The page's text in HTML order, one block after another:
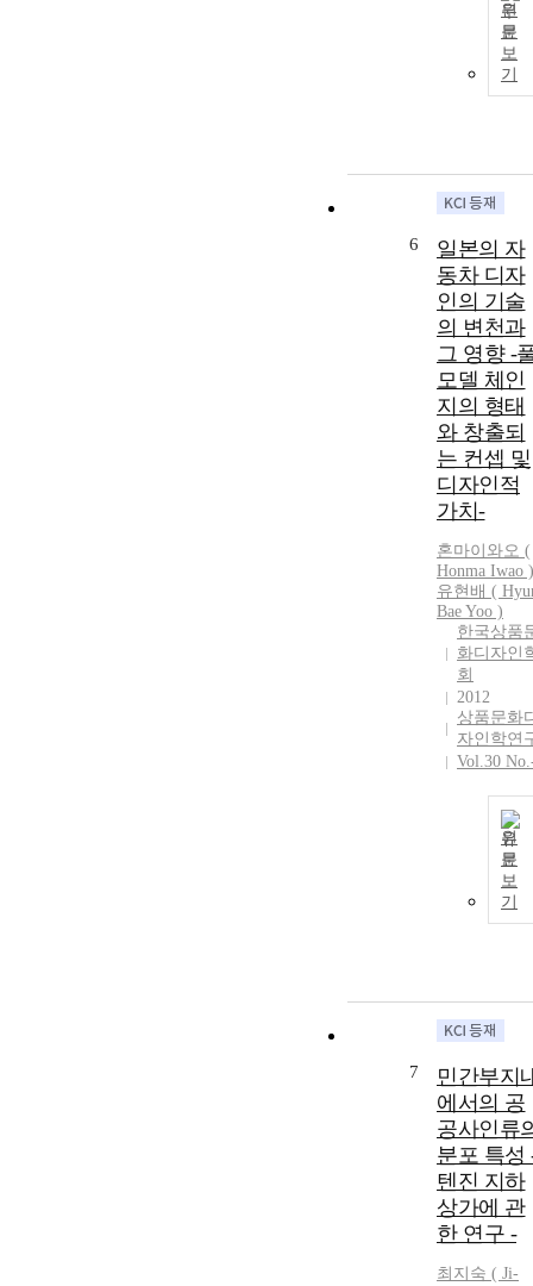
원
문
보
기
6
일본의 자
동차 디자
인의 기술
의 변천과
그 영향 -
모델 체인
지의 형태
와 창출되
는 컨셉 및
디자인적
가치-
혼마이와오 (
Honma Iwao )
유현배 (
Bae Yoo )
한국상품
화디자인
회
2012
상품문화
자인학연
Vol.30
원
문
보
기
7
민간부지
에서의 공
공사인류
분포 특성
텐진 지하
상가에 관
한 연구 -
최지숙 ( Ji-